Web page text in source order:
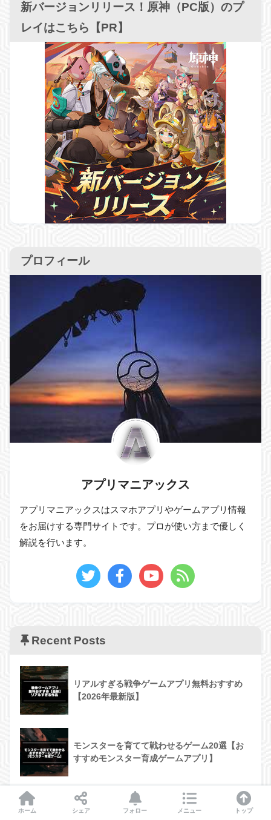
新バージョンリリース！原神（PC版）のプ
レイはこちら【PR】
プロフィール
アプリマニアックス
アプリマニアックスはスマホアプリやゲームアプリ情報
をお届けする専門サイトです。プロが使い方まで優しく
解説を行います。
Recent Posts
リアルすぎる戦争ゲームアプリ無料おすすめ
【2026年最新版】
モンスターを育てて戦わせるゲーム20選【お
すすめモンスター育成ゲームアプリ】
超楽しい！レベル上げゲームアプリ無料おすす
ホーム シェア フォロー メニュー トップ